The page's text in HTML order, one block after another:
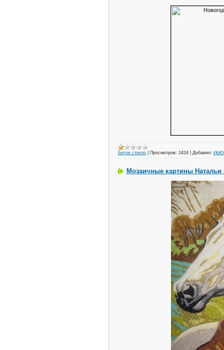
Битое стекло Просмотров: 2424 Добавил:
Мозаичные картины Натальи